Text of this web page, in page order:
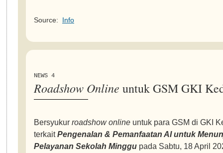
Source: Info
NEWS 4
Roadshow Online untuk GSM GKI
Bersyukur roadshow onlineuntuk para GSM di GKI
terkaitPengenalan & Pemanfaatan AI untuk
Pelayanan Sekolah Minggupada Sabtu, 18 April